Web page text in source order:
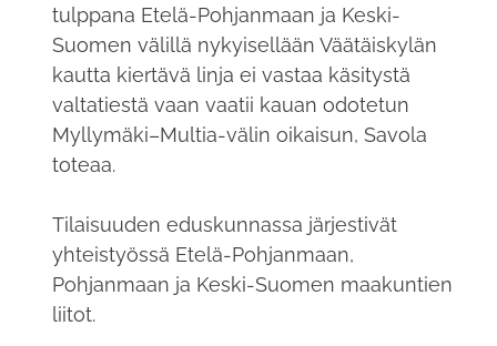
tulppana Etelä-Pohjanmaan ja Keski-
Suomen välillä nykyisellään Väätäiskylän
kautta kiertävä linja ei vastaa käsitystä
valtatiestä vaan vaatii kauan odotetun
Myllymäki–Multia-välin oikaisun, Savola
toteaa.
Tilaisuuden eduskunnassa järjestivät
yhteistyössä Etelä-Pohjanmaan,
Pohjanmaan ja Keski-Suomen maakuntien
liitot.